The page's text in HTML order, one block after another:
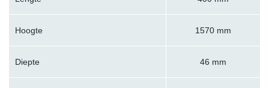
Hoogte 1570 mm
Diepte 46 mm